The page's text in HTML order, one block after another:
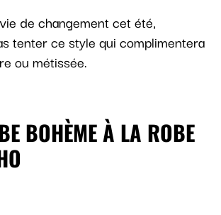
de changement cet été,
tenter ce style qui complimentera
ou métissée.
BOHÈME À LA ROBE